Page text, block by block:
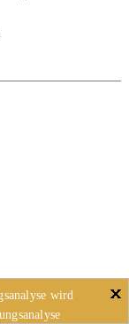
wird